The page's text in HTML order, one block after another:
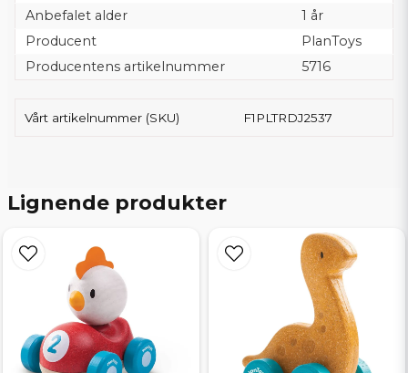
Anbefalet alder
1 år
Producent
PlanToys
Producentens artikelnummer
5716
Vårt artikelnummer (SKU) F1PLTRDJ2537
Lignende produkter